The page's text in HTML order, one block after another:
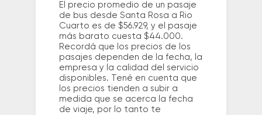
El precio promedio de un pasaje
de bus desde Santa Rosa a Rio
Cuarto es de $56.929, y el pasaje
más barato cuesta $44.000.
Recordá que los precios de los
pasajes dependen de la fecha, la
empresa y la calidad del servicio
disponibles. Tené en cuenta que
los precios tienden a subir a
medida que se acerca la fecha
de viaje, por lo tanto te